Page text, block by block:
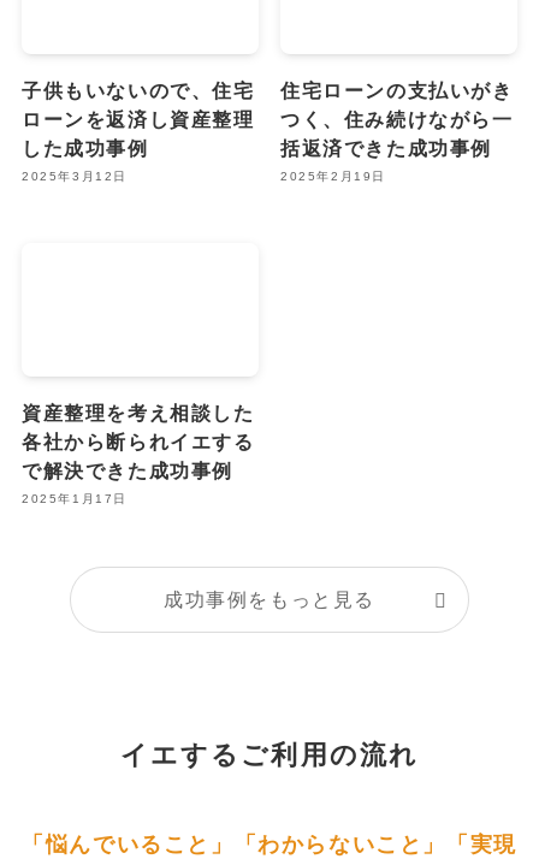
子供もいないので、住宅
ローンを返済し資産整理
した成功事例
2025年3月12日
住宅ローンの支払いがき
つく、住み続けながら一
括返済できた成功事例
2025年2月19日
資産整理を考え相談した
各社から断られイエする
で解決できた成功事例
2025年1月17日
成功事例をもっと見る
イエするご利用の流れ
「悩んでいること」「わからないこと」「実現